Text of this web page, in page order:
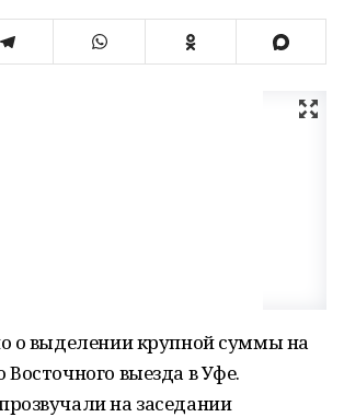
о выделении крупной суммы на
Восточного выезда в Уфе.
на заседании